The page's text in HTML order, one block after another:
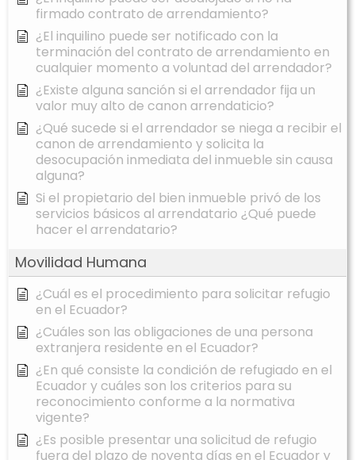
firmado contrato de arrendamiento?
¿El inquilino puede ser notificado con la
terminación del contrato de arrendamiento en
cualquier momento a voluntad del arrendador?
¿Existe alguna sanción si el arrendador fija un
valor muy alto de canon arrendaticio?
¿Qué sucede si el arrendador se niega a recibir el
canon de arrendamiento y solicita la
desocupación inmediata del inmueble sin causa
alguna?
Si el propietario del bien inmueble privó de los
servicios básicos al arrendatario ¿Qué puede
hacer el arrendatario?
Movilidad Humana
¿Cuál es el procedimiento para solicitar refugio
en el Ecuador?
¿Cuáles son las obligaciones de una persona
extranjera residente en el Ecuador?
¿En qué consiste la condición de refugiado en el
Ecuador y cuáles son los criterios para su
reconocimiento conforme a la normativa
vigente?
¿Es posible presentar una solicitud de refugio
fuera del plazo de noventa días en el Ecuador y